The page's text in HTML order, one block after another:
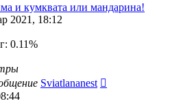
и кумквата или мандарина!
2021, 18:12
0.11%
Sviatlananest